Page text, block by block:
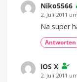
Niko5566
2. Juli 2011
Na super
Antworten
iOS X
2. Juli 2011